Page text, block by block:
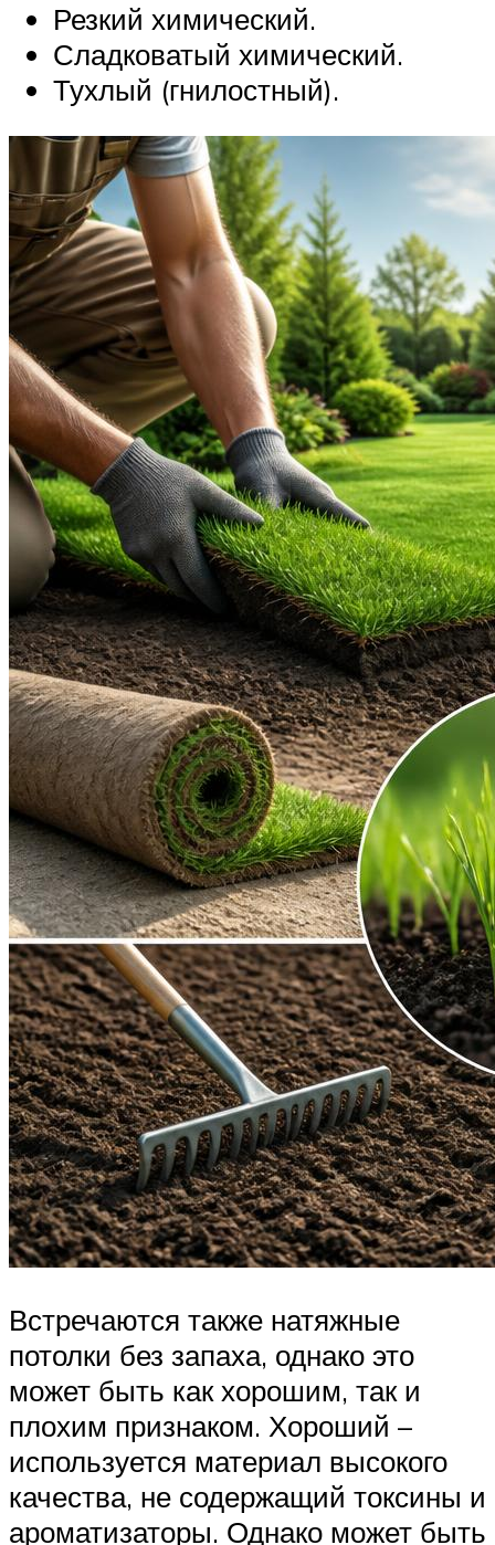
Резкий химический.
Сладковатый химический.
Тухлый (гнилостный).
Встречаются также натяжные
потолки без запаха, однако это
может быть как хорошим, так и
плохим признаком. Хороший –
используется материал высокого
качества, не содержащий токсины и
ароматизаторы. Однако может быть